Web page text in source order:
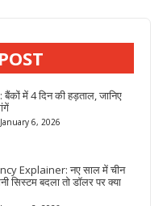
में 4 दिन की हड़ताल, जानिए
6, 2026
Explainer: नए साल में चीन
सिस्टम बदला तो डॉलर पर क्या